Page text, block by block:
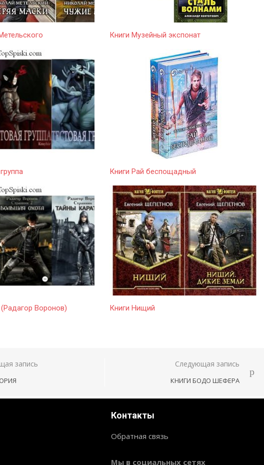
Книги Музейный экспонат
Книги Рай беспощадный
Воронов) Книги Нищий
запись Следующая запись
КНИГИ БОДО ШЕФЕРА
Контакты
Обратная связь
Мы в социальных сетях